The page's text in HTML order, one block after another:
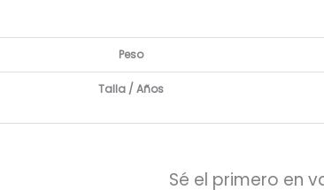
Peso
Talla / Años
Sé el primero en